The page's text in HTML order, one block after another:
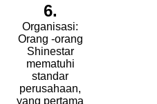
6.
Organisasi:
Orang -orang
Shinestar
mematuhi
standar
perusahaan,
yang pertama